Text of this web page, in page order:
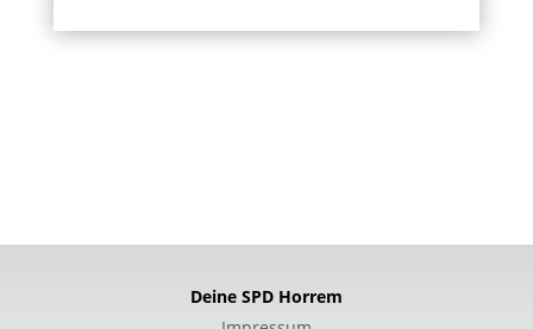
Deine SPD Horrem